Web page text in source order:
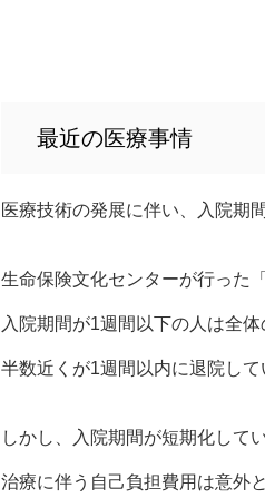
最近の医療事情
医療技術の発展に伴い、入院期
生命保険文化センターが行った
入院期間が1週間以下の人は全体
半数近くが1週間以内に退院して
しかし、入院期間が短期化して
治療に伴う自己負担費用は意外